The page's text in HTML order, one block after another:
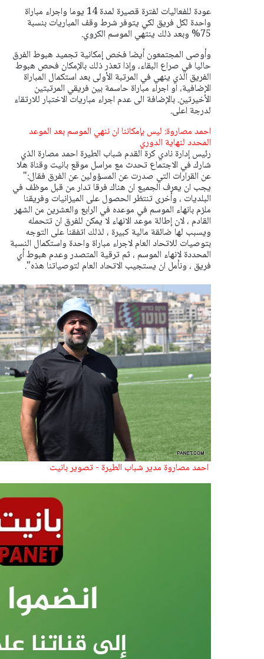
عودة للفعاليات لفترة قصيرة لمدة 14 يوما واجراء مباراة
واحدة لكل فريق لكي يتوفر شرط وقف المباريات بنسبة
75% وبعد ذلك ينتهي الموسم الكروي.
وأوصى المجتمعون أيضا فخص إمكانية تجميد هبوط الفرق
حاليا في صراع البقاء، وإذا تعذر ذلك بالإمكان فحص هبوط
الفريق الذي ينهي في المرتبة الأولى بعد استكمال المباراة
الإضافية، او اجراء مباراة حاسمة بين فريقي المرتبتين
الأخيرتين. بالإضافة الى عدم اجراء مباريات الاختبار للارتقاء
لدرجة اعلى.
احمد مصاروة: ليس بإمكاننا ان ننهي الموسم بعد الموعد
المحدد لنهاية الدوري
رئيس إدارة نادي كرة القدم شباب الطيرة احمد مصارة الذي
شارك في الاجتماع تحدث مع مراسل موقع بانيت وقناة هلا
عن القرارات التي صدرت عن المسؤولين عن الفرق فقال:"
يجب ان يعرف الجميع ان هناك فرقا تدار من قبل موظف في
البلديات ، وأخرى تنتظر الحصول على الميزانيات وفريقنا
ملزم بانهاء الموسم في موعده في الرابع والعشرين من الشهر
القادم ، لان إطالة موعد الانهاء لا يمكن للفرق ان تتحمله
ويسبب لها ضائقة مالية كبيرة ، لذلك اتفقنا على التوجه
بتوصيات للاتحاد العام لاجراء مباراة واحدة واستكمال النسبة
المحددة لانهاء الموسم ، ثم ترقية المتصدر وعدم هبوط أي
فريق ، ونأمل ان يستجيب الاتحاد العام لتوصياتنا هذه".
احمد مصاروة مدير شباب الطيرة - تصوير بانيت